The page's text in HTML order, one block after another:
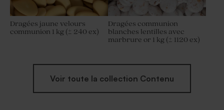
Dragées jaune velours
communion 1 kg (± 240 ex)
Dragées communion
blanches lentilles avec
marbrure or 1 kg (± 1120 ex)
Voir toute la collection Contenu